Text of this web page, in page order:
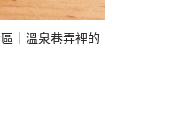
｜溫泉巷弄裡的